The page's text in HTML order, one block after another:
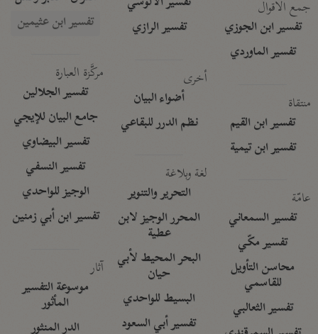
جمع الأقوال
تفسير ابن الجوزي
تفسير الماوردي
منتقاة
تفسير ابن القيم
تفسير ابن تيمية
عامّة
تفسير السمعاني
تفسير مكّي
محاسن التأويل
للقاسمي
تفسير الثعالبي
تفسير الرازي
أخرى
أضواء البيان
نظم الدرر للبقاعي
لغة وبلاغة
التحرير والتنوير
المحرر الوجيز لابن
عطية
البحر المحيط لأبي
حيان
البسيط للواحدي
تفسير أبي السعود
تفسير ابن عثيمين
مركَّزة العبارة
تفسير الجلالين
جامع البيان للإيجي
تفسير البيضاوي
تفسير النسفي
الوجيز للواحدي
تفسير ابن أبي زمنين
آثار
موسوعة التفسير
المأثور
الدر المنثور